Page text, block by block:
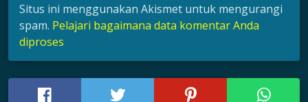
Situs ini menggunakan Akismet untuk mengurangi
spam. Pelajari bagaimana data komentar Anda
diproses